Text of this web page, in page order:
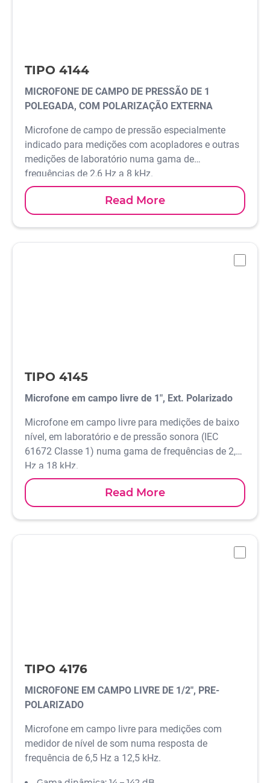
TIPO 4144
MICROFONE DE CAMPO DE PRESSÃO DE 1
POLEGADA, COM POLARIZAÇÃO EXTERNA
Microfone de campo de pressão especialmente
indicado para medições com acopladores e outras
medições de laboratório numa gama de
frequências de 2,6 Hz a 8 kHz.
Read More
TIPO 4145
Microfone em campo livre de 1", Ext. Polarizado
Microfone em campo livre para medições de baixo
nível, em laboratório e de pressão sonora (IEC
61672 Classe 1) numa gama de frequências de 2,6
Hz a 18 kHz.
Read More
TIPO 4176
MICROFONE EM CAMPO LIVRE DE 1/2", PRE-
POLARIZADO
Microfone em campo livre para medições com
medidor de nível de som numa resposta de
frequência de 6,5 Hz a 12,5 kHz.